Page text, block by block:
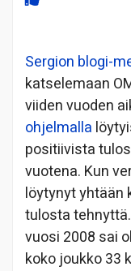
Sergion blogi-
katselemaan
viiden vuoden
ohjelmalla
positiivista
vuotena. Kun
löytynyt yhtään
tulosta
vuosi 2008 sai
koko joukko 33